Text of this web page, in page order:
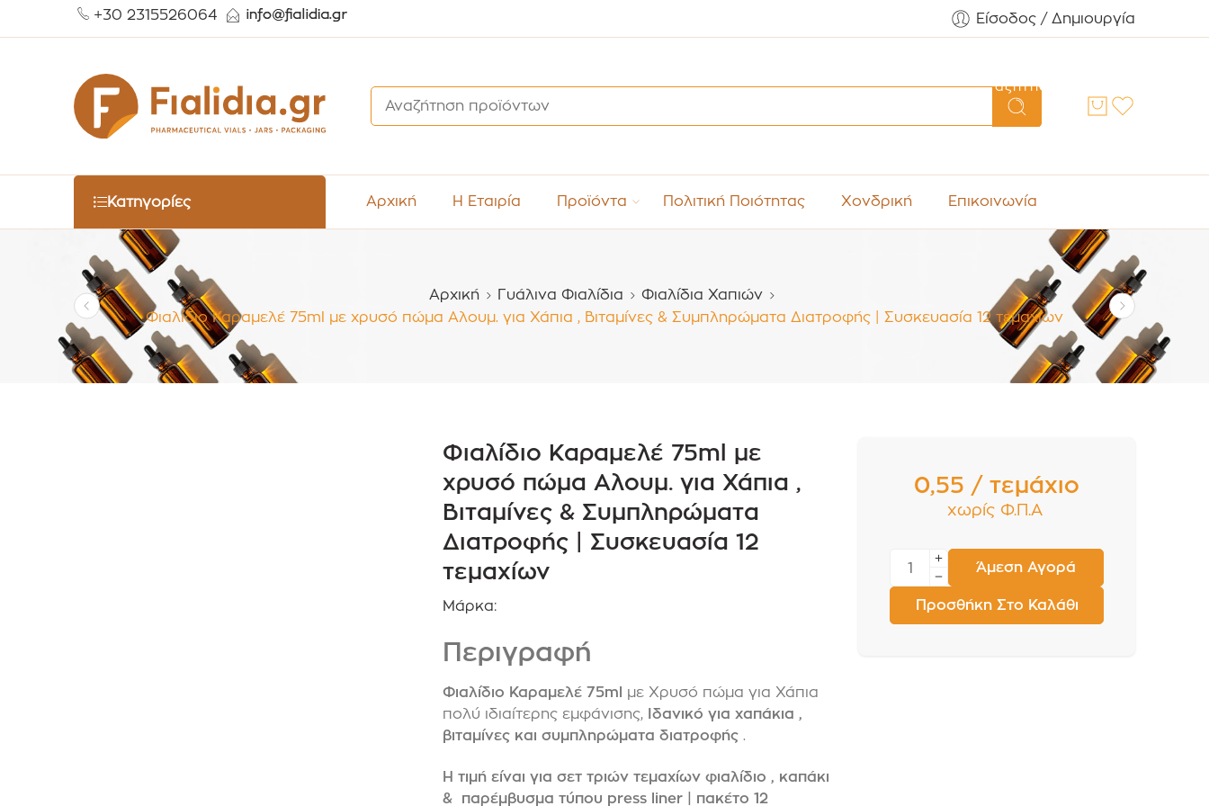
+30 2315526064 Είσοδος / Δημιουργία
Αναζήτηση
Κατηγορίες Αρχική Η Εταιρία Προϊόντα Πολιτική Ποιότητας Χονδρική Επικοινωνία
Αρχική Γυάλινα Φιαλίδια
Φιαλίδια Χαπιών
Φιαλίδιο Καραμελέ 75ml με χρυσό πώμα Αλουμ. για Χάπια , Βιταμίνες & Συμπληρώματα Διατροφής | Συσκευασία 12 τεμαχίων
Φιαλίδιο Καραμελέ 75ml με
χρυσό πώμα Αλουμ. για Χάπια ,
Βιταμίνες & Συμπληρώματα
Διατροφής | Συσκευασία 12
τεμαχίων
Μάρκα:
Περιγραφή
Φιαλίδιο Καραμελέ 75ml
με Χρυσό πώμα για Χάπια
πολύ ιδιαίτερης εμφάνισης,
Ιδανικό για χαπάκια ,
βιταμίνες και συμπληρώματα διατροφής .
Η τιμή είναι για σετ τριών τεμαχίων φιαλίδιο , καπάκι
& παρέμβυσμα τύπου press liner | πακέτο 12
0,55 / τεμάχιο
χωρίς Φ.Π.Α
Προσθήκη Στο Καλάθι
Άμεση Αγορά